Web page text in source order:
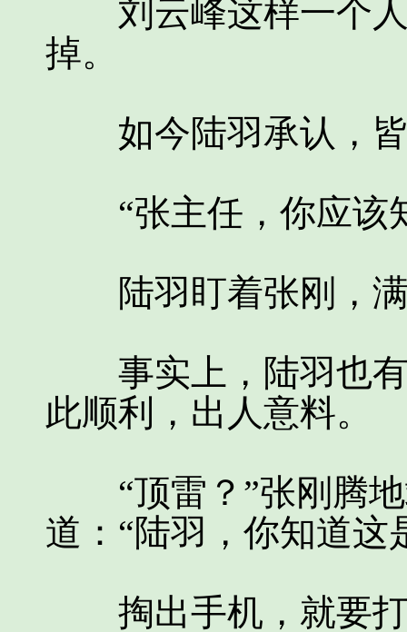
刘云峰这样一个人
掉。
如今陆羽承认，皆
“张主任，你应该
陆羽盯着张刚，满
事实上，陆羽也有
此顺利，出人意料。
“顶雷？”张刚腾地
道：“陆羽，你知道这
掏出手机，就要打